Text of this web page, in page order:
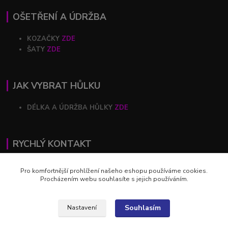
OŠETŘENÍ A ÚDRŽBA
KOZAČKY ZDE
ŠATY ZDE
JAK VYBRAT HŮLKU
DÉLKA A ÚDRŽBA HŮLKY ZDE
RYCHLÝ KONTAKT
+420 602 446 844
Pro komfortnější prohlížení našeho eshopu používáme cookies.
Procházením webu souhlasíte s jejich používáním.
Nastavení Souhlasím